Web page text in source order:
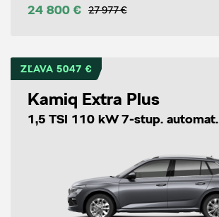
24 800 € 27 977 €
ZĽAVA 5047 €
Kamiq Extra Plus
1,5 TSI 110 kW 7-stup. automat.